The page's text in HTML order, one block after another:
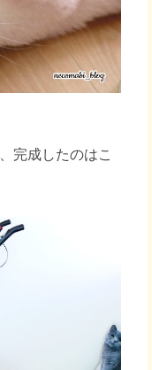
完成したのはこ